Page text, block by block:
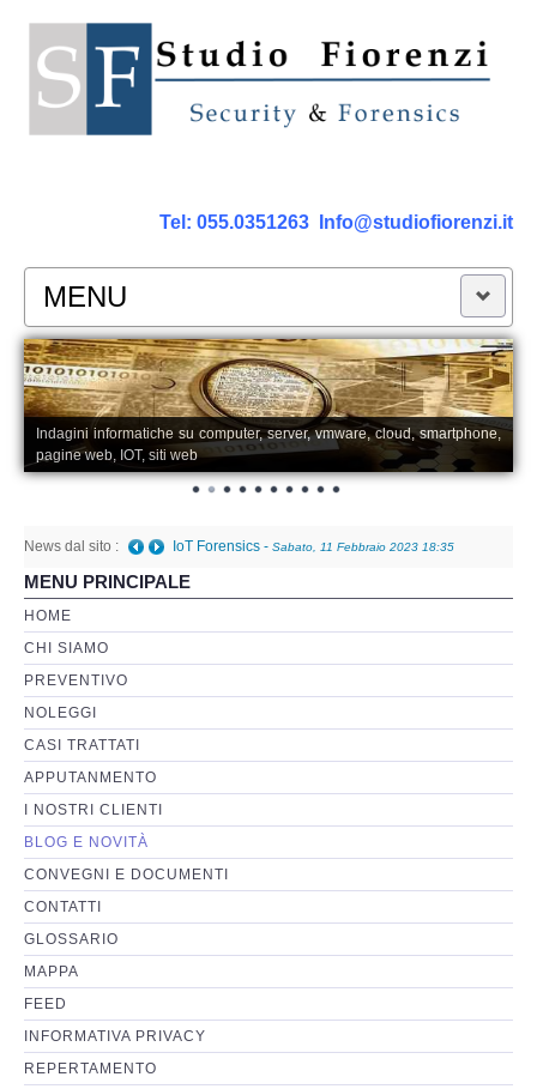
Tel: 055.0351263 Info@studiofiorenzi.it
MENU
PERIZIE
Perizia Computer
Perizia Smartphone Tablet,Cell.
Perizia Rete dati
Perizia Basi di Dati
Perizia Immagini e Video
Perzia su Software/Programmi
Perizia Fonica e Trascrizioni
Perizia su Social Network
Perizia Web Reputation
Perizia Host e Mainframe
Perizia Contratti ICT
Perizia Disp. Elettronici
Indagini informatiche su computer, server, vmware, cloud, smartphone,
pagine web, IOT, siti web
News dal sito : IoT Forensics - Sabato, 11 Febbraio 2023 18:35
MENU PRINCIPALE
HOME
CHI SIAMO
PREVENTIVO
NOLEGGI
CASI TRATTATI
APPUTANMENTO
I NOSTRI CLIENTI
BLOG E NOVITÀ
CONVEGNI E DOCUMENTI
CONTATTI
GLOSSARIO
MAPPA
FEED
INFORMATIVA PRIVACY
REPERTAMENTO